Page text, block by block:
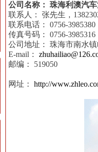
公司名称： 珠海利澳汽
联系人： 张先生，
联系电话： 0756-3985380
传真号码： 0756-3985316
公司地址： 珠海市南水
E-mail：
邮编： 519050
网址： http://